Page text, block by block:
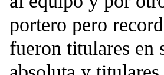
portero pero
fueron titulares en